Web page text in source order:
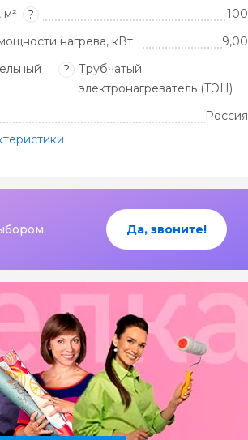
?
100
нагрева, кВт
9,00
?
Трубчатый
электронагреватель (ТЭН)
Россия
Да, звоните!